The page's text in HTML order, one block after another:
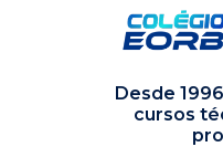
Desde
cursos